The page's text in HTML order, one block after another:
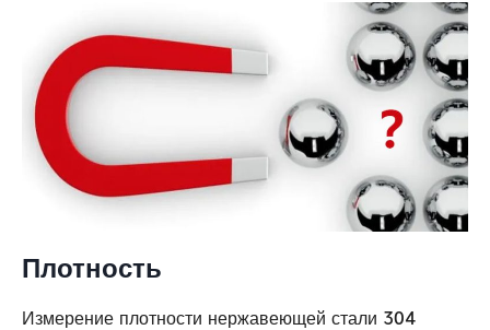
Плотность
Измерение плотности нержавеющей стали 304